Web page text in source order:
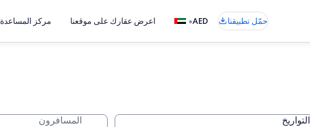
حمّل تطبيقنا AED
• اعرض عقارك على موقعنا مركز المساعدة
التواريخ المسافرون